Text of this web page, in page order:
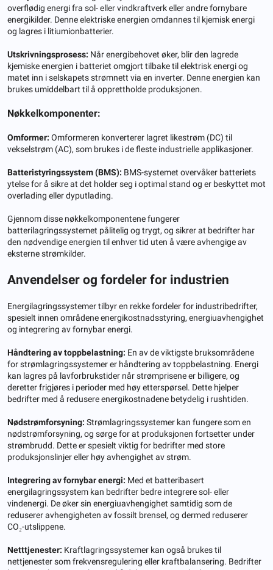
overflødig energi fra sol- eller vindkraftverk eller andre fornybare
energikilder. Denne elektriske energien omdannes til kjemisk energi
og lagres i litiumionbatterier.
Utskrivningsprosess: Når energibehovet øker, blir den lagrede
kjemiske energien i batteriet omgjort tilbake til elektrisk energi og
matet inn i selskapets strømnett via en inverter. Denne energien kan
brukes umiddelbart til å opprettholde produksjonen.
Nøkkelkomponenter:
Omformer: Omformeren konverterer lagret likestrøm (DC) til
vekselstrøm (AC), som brukes i de fleste industrielle applikasjoner.
Batteristyringssystem (BMS): BMS-systemet overvåker batteriets
ytelse for å sikre at det holder seg i optimal stand og er beskyttet mot
overlading eller dyputlading.
Gjennom disse nøkkelkomponentene fungerer
batterilagringssystemet pålitelig og trygt, og sikrer at bedrifter har
den nødvendige energien til enhver tid uten å være avhengige av
eksterne strømkilder.
Anvendelser og fordeler for industrien
Energilagringssystemer tilbyr en rekke fordeler for industribedrifter,
spesielt innen områdene energikostnadsstyring, energiuavhengighet
og integrering av fornybar energi.
Håndtering av toppbelastning: En av de viktigste bruksområdene
for strømlagringssystemer er håndtering av toppbelastning. Energi
kan lagres på lavforbrukstider når strømprisene er billigere, og
deretter frigjøres i perioder med høy etterspørsel. Dette hjelper
bedrifter med å redusere energikostnadene betydelig i rushtiden.
Nødstrømforsyning: Strømlagringssystemer kan fungere som en
nødstrømforsyning, og sørge for at produksjonen fortsetter under
strømbrudd. Dette er spesielt viktig for bedrifter med store
produksjonslinjer eller høy avhengighet av strøm.
Integrering av fornybar energi: Med et batteribasert
energilagringssystem kan bedrifter bedre integrere sol- eller
vindenergi. De øker sin energiuavhengighet samtidig som de
reduserer avhengigheten av fossilt brensel, og dermed reduserer
CO₂-utslippene.
Netttjenester: Kraftlagringssystemer kan også brukes til
nettjenester som frekvensregulering eller kraftbalansering. Bedrifter